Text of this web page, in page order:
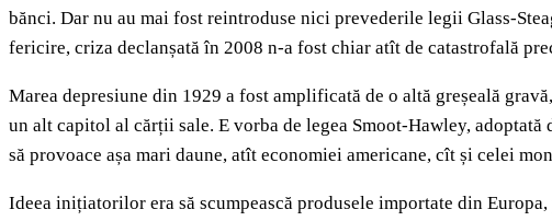
bănci. Dar nu au mai fost reintroduse nici prevederile legii Glass-
fericire, criza declanșată în 2008 n-a fost chiar atît de catastrofală
Marea depresiune din 1929 a fost amplificată de o altă greșeală
un alt capitol al cărții sale. E vorba de legea Smoot-Hawley,
să provoace așa mari daune, atît economiei americane, cît și celei
Ideea inițiatorilor era să scumpească produsele importate din